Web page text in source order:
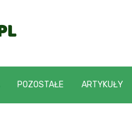
POZOSTAŁE ARTYKUŁY